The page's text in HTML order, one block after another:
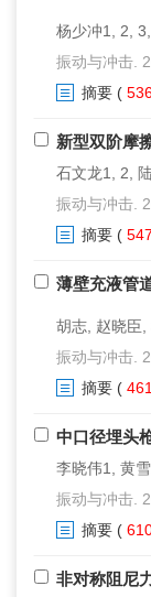
杨少冲1, 2,
振动与冲击.
摘要 (
新型双阶摩
石文龙1, 2,
振动与冲击.
摘要 ( 547
薄壁充液管
胡志, 赵晓臣,
振动与冲击.
摘要 ( 461
中口径埋头
李晓伟1, 黄
振动与冲击.
摘要 (
非对称阻尼